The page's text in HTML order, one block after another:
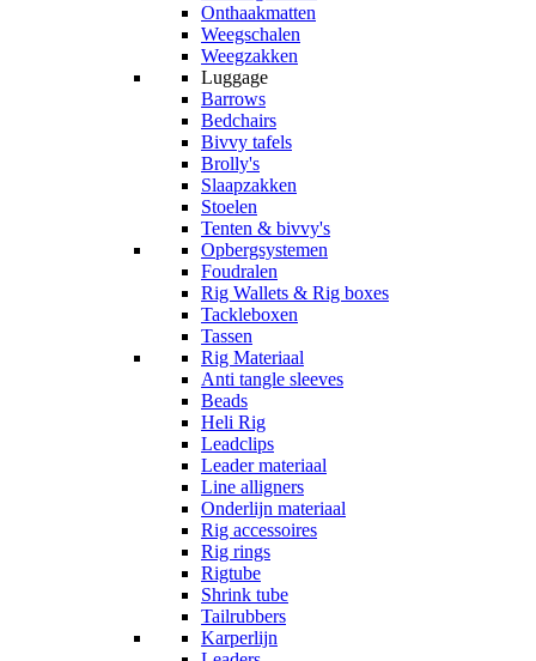
Onthaakmatten
Weegschalen
Weegzakken
Luggage
Barrows
Bedchairs
Bivvy tafels
Brolly's
Slaapzakken
Stoelen
Tenten & bivvy's
Opbergsystemen
Foudralen
Rig Wallets & Rig boxes
Tackleboxen
Tassen
Rig Materiaal
Anti tangle sleeves
Beads
Heli Rig
Leadclips
Leader materiaal
Line alligners
Onderlijn materiaal
Rig accessoires
Rig rings
Rigtube
Shrink tube
Tailrubbers
Karperlijn